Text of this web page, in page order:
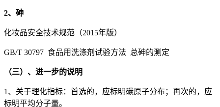
2、砷
化妆品安全技术规范（2015年版）
GB/T 30797 食品用洗涤剂试验方法 总砷的测定
（三）、进一步的说明
1、关于理化指标：首选的，应标明碳原子分布；再次的，应
标明平均分子量。